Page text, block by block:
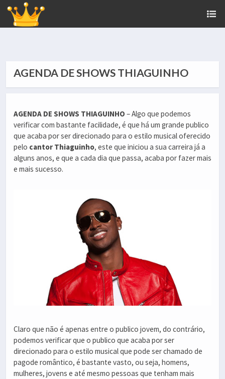
AGENDA DE SHOWS THIAGUINHO
AGENDA DE SHOWS THIAGUINHO – Algo que podemos
verificar com bastante facilidade, é que há um grande publico
que acaba por ser direcionado para o estilo musical oferecido
pelo cantor Thiaguinho, este que iniciou a sua carreira já a
alguns anos, e que a cada dia que passa, acaba por fazer mais
e mais sucesso.
Claro que não é apenas entre o publico jovem, do contrário,
podemos verificar que o publico que acaba por ser
direcionado para o estilo musical que pode ser chamado de
pagode romântico, é bastante vasto, ou seja, homens,
mulheres, jovens e até mesmo pessoas que tenham mais